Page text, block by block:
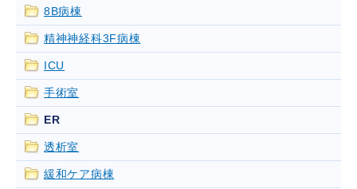
8B病棟
精神神経科3F病棟
ICU
手術室
ER
透析室
緩和ケア病棟